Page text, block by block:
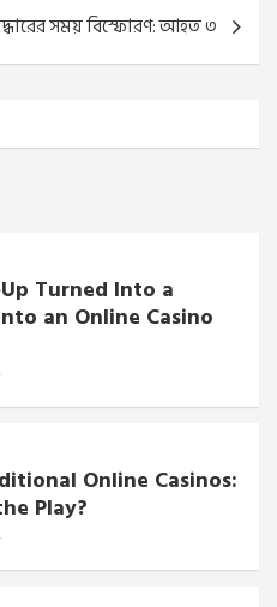
সময় বিস্ফোরণ: আহত ৩
Turned Into a
an Online Casino
Online Casinos:
Play?